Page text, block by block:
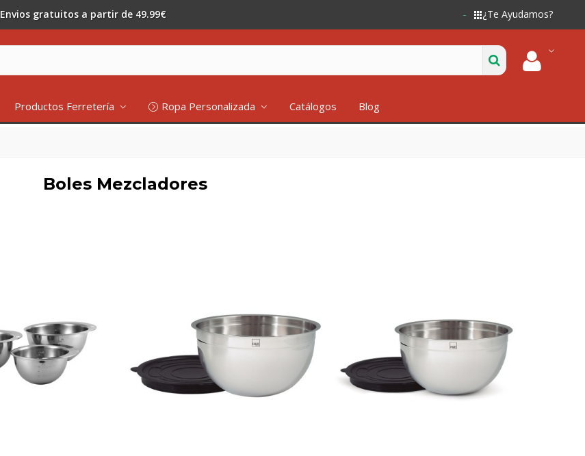
Envios gratuitos a partir de 49.99€ ¿Te Ayudamos?
Productos Ferretería Ropa Personalizada Catálogos Blog
Boles Mezcladores